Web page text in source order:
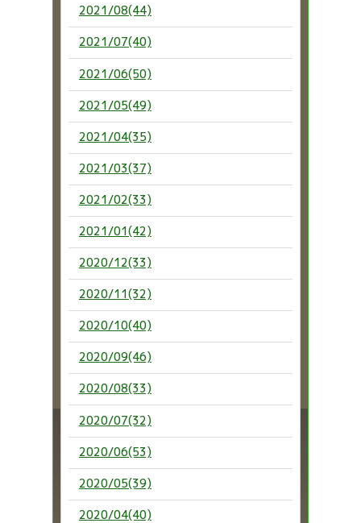
2021/08(44)
2021/07(40)
2021/06(50)
2021/05(49)
2021/04(35)
2021/03(37)
2021/02(33)
2021/01(42)
2020/12(33)
2020/11(32)
2020/10(40)
2020/09(46)
2020/08(33)
2020/07(32)
2020/06(53)
2020/05(39)
2020/04(40)